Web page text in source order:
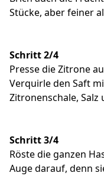
Stücke, aber feiner
Schritt 2/4
Presse die Zitrone
Verquirle den Saft
Zitronenschale, Salz
Schritt 3/4
Röste die ganzen
Auge darauf, denn